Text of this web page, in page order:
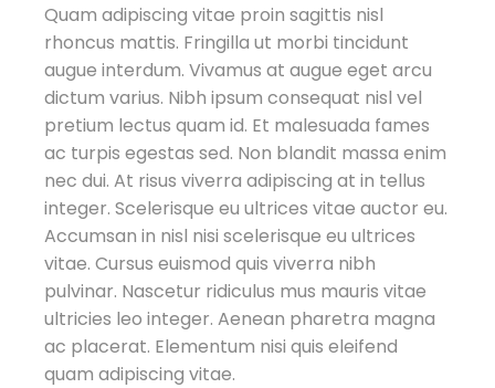
Quam adipiscing vitae proin sagittis nisl
rhoncus mattis. Fringilla ut morbi tincidunt
augue interdum. Vivamus at augue eget arcu
dictum varius. Nibh ipsum consequat nisl vel
pretium lectus quam id. Et malesuada fames
ac turpis egestas sed. Non blandit massa enim
nec dui. At risus viverra adipiscing at in tellus
integer. Scelerisque eu ultrices vitae auctor eu.
Accumsan in nisl nisi scelerisque eu ultrices
vitae. Cursus euismod quis viverra nibh
pulvinar. Nascetur ridiculus mus mauris vitae
ultricies leo integer. Aenean pharetra magna
ac placerat. Elementum nisi quis eleifend
quam adipiscing vitae.